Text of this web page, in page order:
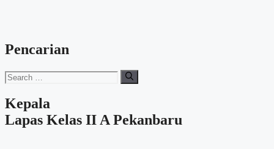
Pencarian
Search
for:
Kepala
Lapas Kelas II A Pekanbaru